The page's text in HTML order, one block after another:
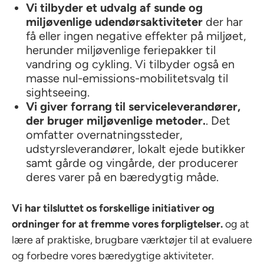
Vi tilbyder et udvalg af sunde og
miljøvenlige udendørsaktiviteter der har
få eller ingen negative effekter på miljøet,
herunder miljøvenlige feriepakker til
vandring og cykling. Vi tilbyder også en
masse nul-emissions-mobilitetsvalg til
sightseeing.
Vi giver forrang til serviceleverandører,
der bruger miljøvenlige metoder.. Det
omfatter overnatningssteder,
udstyrsleverandører, lokalt ejede butikker
samt gårde og vingårde, der producerer
deres varer på en bæredygtig måde.
Vi har tilsluttet os forskellige initiativer og
ordninger for at fremme vores forpligtelser.og at
lære af praktiske, brugbare værktøjer til at evaluere
og forbedre vores bæredygtige aktiviteter.